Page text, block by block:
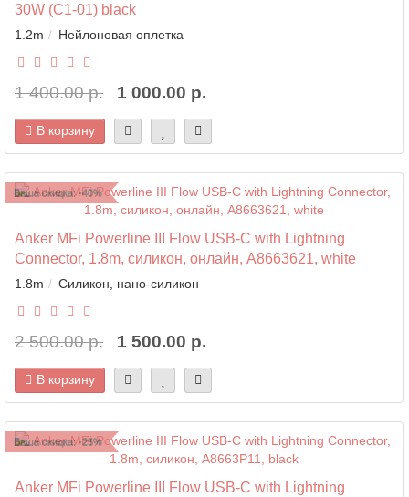
30W (C1-01) black
1.2m Нейлоновая оплетка
1 400.00 р. 1 000.00 р.
В корзину
Ваша скидка: -40%
Anker MFi Powerline III Flow USB-C with Lightning
Connector, 1.8m, силикон, онлайн, A8663621, white
1.8m Силикон, нано-силикон
2 500.00 р. 1 500.00 р.
В корзину
Ваша скидка: -25%
Anker MFi Powerline III Flow USB-C with Lightning